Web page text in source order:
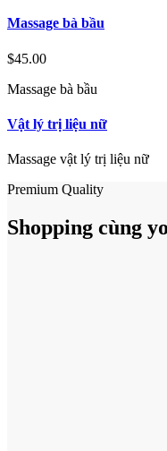
Massage bà bầu
$45.00
Massage bà bầu
Vật lý trị liệu nữ
Massage vật lý trị liệu nữ
Premium Quality
Shopping cùng